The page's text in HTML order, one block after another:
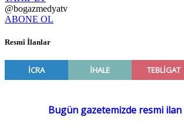
@bogazmedyatv
ABONE OL
Resmî İlanlar